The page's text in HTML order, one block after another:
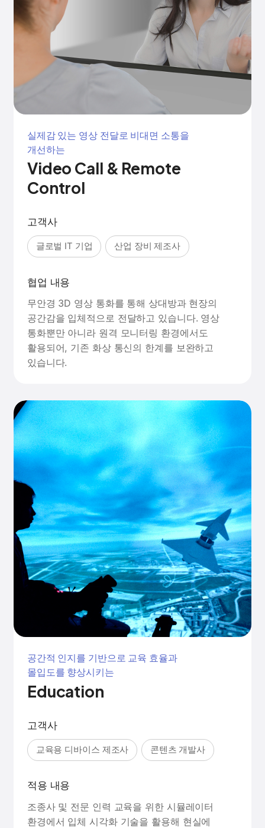
실제감 있는 영상 전달로 비대면 소통을
개선하는
Video Call & Remote
Control
고객사
글로벌 IT 기업 산업 장비 제조사
협업 내용
무안경 3D 영상 통화를 통해 상대방과 현장의
공간감을 입체적으로 전달하고 있습니다. 영상
통화뿐만 아니라 원격 모니터링 환경에서도
활용되어, 기존 화상 통신의 한계를 보완하고
있습니다.
공간적 인지를 기반으로 교육 효율과
몰입도를 향상시키는
Education
고객사
교육용 디바이스 제조사 콘텐츠 개발사
적용 내용
조종사 및 전문 인력 교육을 위한 시뮬레이터
환경에서 입체 시각화 기술을 활용해 현실에